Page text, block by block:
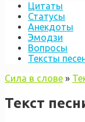
Цитаты
Статусы
Анекдоты
Эмодзи
Вопросы
Тексты
Сила в слове »
Текст